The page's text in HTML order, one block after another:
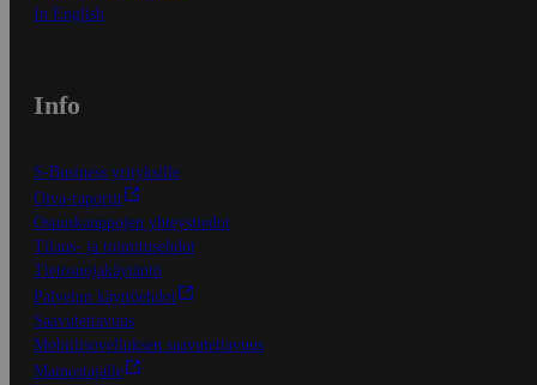
In English
Info
S-Business yrityksille
Oiva-raportit
Osuuskauppojen yhteystiedot
Tilaus- ja toimitusehdot
Tietosuojakäytäntö
Palvelun käyttöehdot
Saavutettavuus
Mobiilisovelluksen saavutettavuus
Mainostajalle